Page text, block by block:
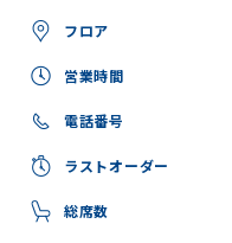
フロア
営業時間
電話番号
ラストオーダー
総席数